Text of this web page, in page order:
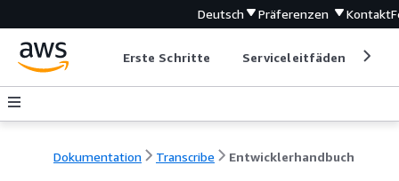
Deutsch Präferenzen Kontakt
Erste Schritte Serviceleitfäden
Dokumentation Transcribe Entwicklerhandbuch